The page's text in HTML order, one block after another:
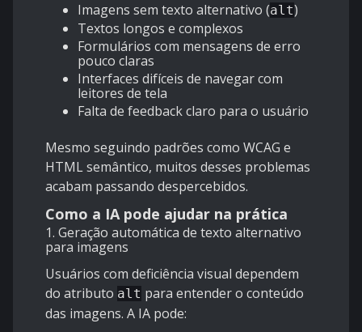
Imagens sem texto alternativo (alt)
Textos longos e complexos
Formulários com mensagens de erro
pouco claras
Interfaces difíceis de navegar com
leitores de tela
Falta de feedback claro para o usuário
Mesmo seguindo padrões como WCAG e
HTML semântico, muitos desses problemas
acabam passando despercebidos.
Como a IA pode ajudar na prática
1. Geração automática de texto alternativo
para imagens
Usuários com deficiência visual dependem
do atributo alt para entender o conteúdo
das imagens. A IA pode: